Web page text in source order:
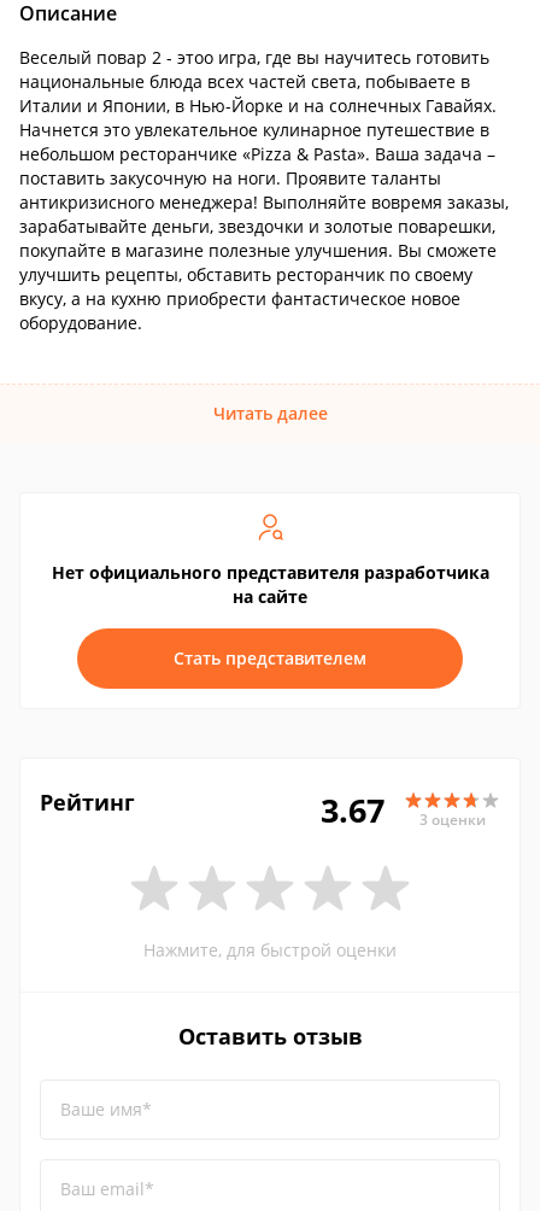
Описание
Веселый повар 2 - этоо игра, где вы научитесь готовить
национальные блюда всех частей света, побываете в
Италии и Японии, в Нью-Йорке и на солнечных Гавайях.
Начнется это увлекательное кулинарное путешествие в
небольшом ресторанчике «Pizza & Pasta». Ваша задача –
поставить закусочную на ноги. Проявите таланты
антикризисного менеджера! Выполняйте вовремя заказы,
зарабатывайте деньги, звездочки и золотые поварешки,
покупайте в магазине полезные улучшения. Вы сможете
улучшить рецепты, обставить ресторанчик по своему
вкусу, а на кухню приобрести фантастическое новое
оборудование.
Читать далее
Нет официального представителя разработчика
на сайте
Стать представителем
Рейтинг 3.67 3 оценки
Нажмите, для быстрой оценки
Оставить отзыв
Ваше имя*
Ваш email*